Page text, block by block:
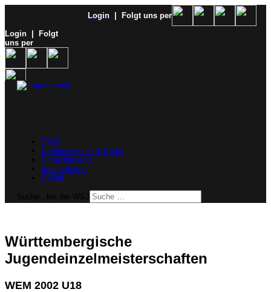
Login
| Folgt uns per
Login
| Folgt
uns per
SVW
Ergebnisdienst & Portal
Schachjugend
Verein finden
E-Mail
Württembergische
Jugendeinzelmeisterschaften
WEM 2002 U18